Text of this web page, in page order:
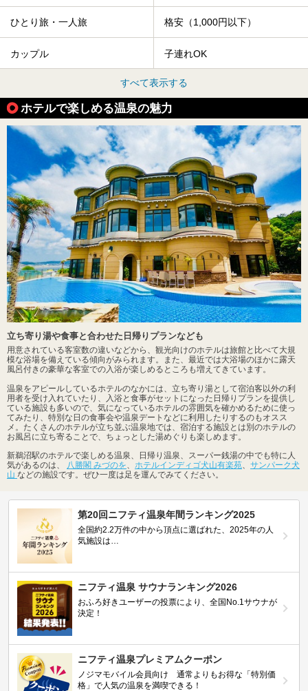
ひとり旅・一人旅 格安（1,000円以下）
カップル 子連れOK
すべて表示する
ホテルで楽しめる温泉の魅力
立ち寄り湯や食事と合わせた日帰りプランなども
用意されている客室数の違いなどから、観光向けのホテルは旅館と比べて大規
模な浴場を備えている傾向がみられます。また、最近では大浴場のほかに露天
風呂付きの豪華な客室での入浴が楽しめるところも増えてきています。
温泉をアピールしているホテルのなかには、立ち寄り湯として宿泊客以外の利
用者を受け入れていたり、入浴と食事がセットになった日帰りプランを提供し
ている施設も多いので、気になっているホテルの雰囲気を確かめるために使っ
てみたり、特別な日の食事会や温泉デートなどに利用したりするのもオスス
メ。たくさんのホテルが立ち並ぶ温泉地では、宿泊する施設とは別のホテルの
お風呂に立ち寄ることで、ちょっとした湯めぐりも楽しめます。
新鵜沼駅のホテルで楽しめる温泉、日帰り温泉、スーパー銭湯の中でも特に人
気があるのは、
八勝閣 みづのを ホテルインディゴ犬山有楽苑
サンパーク犬
山 などの施設です。ぜひ一度は足を運んでみてください。
第20回ニフティ温泉年間ランキング2025
全国約2.2万件の中から頂点に選ばれた、2025年の人
気施設は…
ニフティ温泉 サウナランキング2026
おふろ好きユーザーの投票により、全国No.1サウナが
決定！
ニフティ温泉プレミアムクーポン
ノジマモバイル会員向け 通常よりもお得な「特別価
格」で人気の温泉を満喫できる！